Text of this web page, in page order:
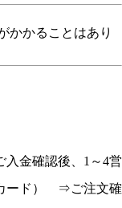
かかることはあり
金確認後、1～4営
カード） ⇒ご注文確